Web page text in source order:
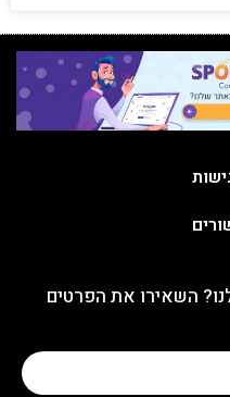
השאירו את הפרטים